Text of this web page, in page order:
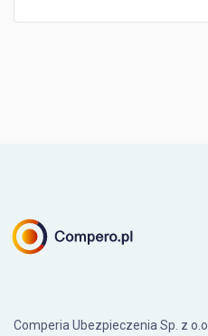
Comperia Ubezpieczenia Sp. z o.o.